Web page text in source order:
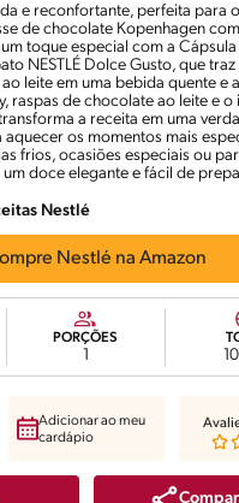
e reconfortante, perfeita para
de chocolate Kopenhagen
toque especial com a
NESTLÉ Dolce Gusto, que
leite em uma bebida quente e
raspas de chocolate ao leite e o
a receita em uma
os momentos mais
frios, ocasiões especiais ou
doce elegante e fácil de
Nestlé
Nestlé na Amazon
PORÇÕES
1
Adicionar ao meu
cardápio